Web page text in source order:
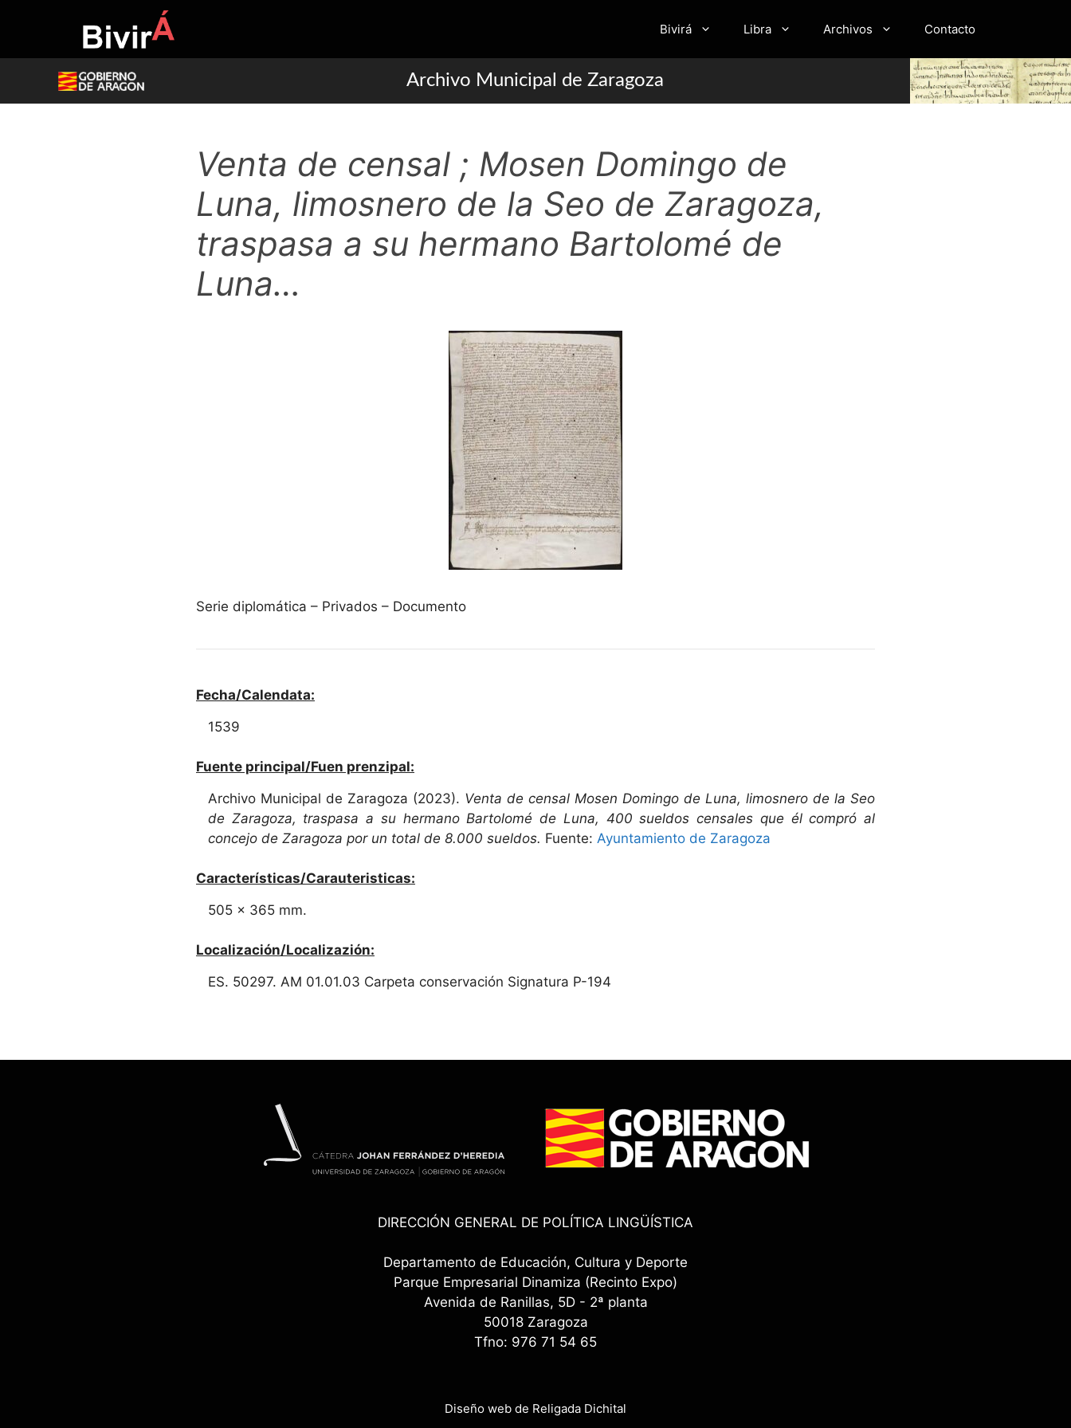
Bivirá Libra Archivos Contacto
Archivo Municipal de Zaragoza
Venta de censal ; Mosen Domingo de
Luna, limosnero de la Seo de Zaragoza,
traspasa a su hermano Bartolomé de
Luna…
Serie diplomática – Privados – Documento
Fecha/Calendata:
1539
Fuente principal/Fuen prenzipal:
Archivo Municipal de Zaragoza (2023). Venta de censal Mosen Domingo de Luna, limosnero de la Seo
de Zaragoza, traspasa a su hermano Bartolomé de Luna, 400 sueldos censales que él compró al
concejo de Zaragoza por un total de 8.000 sueldos. Fuente: Ayuntamiento de Zaragoza
Características/Carauteristicas:
505 x 365 mm.
Localización/Localizazión:
ES. 50297. AM 01.01.03 Carpeta conservación Signatura P-194
DIRECCIÓN GENERAL DE POLÍTICA LINGÜÍSTICA
Departamento de Educación, Cultura y Deporte
Parque Empresarial Dinamiza (Recinto Expo)
Avenida de Ranillas, 5D - 2ª planta
50018 Zaragoza
Tfno: 976 71 54 65
Diseño web de Religada Dichital